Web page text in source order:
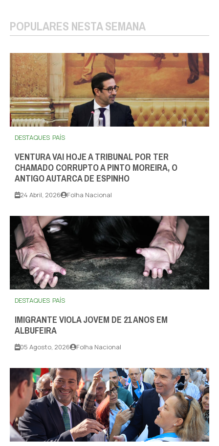
POPULARES NESTA SEMANA
DESTAQUES PAÍS
VENTURA VAI HOJE A TRIBUNAL POR TER
CHAMADO CORRUPTO A PINTO MOREIRA, O
ANTIGO AUTARCA DE ESPINHO
24 Abril, 2026 Folha Nacional
DESTAQUES PAÍS
IMIGRANTE VIOLA JOVEM DE 21 ANOS EM
ALBUFEIRA
05 Agosto, 2026 Folha Nacional